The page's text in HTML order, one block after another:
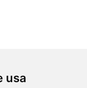
usa